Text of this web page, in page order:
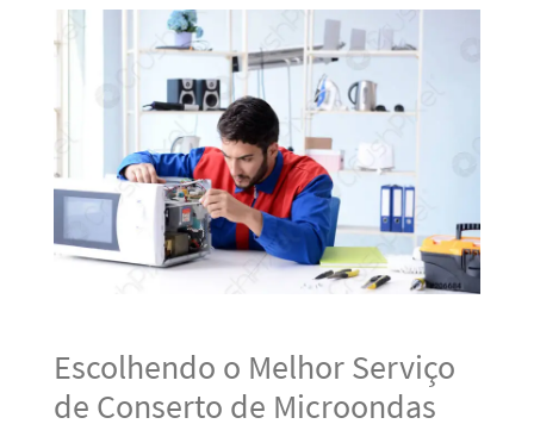
Escolhendo o Melhor Serviço
de Conserto de Microondas